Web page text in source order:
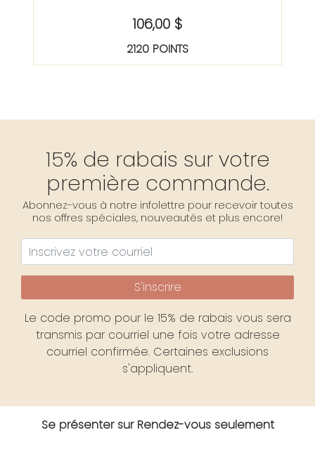
106,00 $
2120 POINTS
15% de rabais sur votre
première commande.
Abonnez-vous à notre infolettre pour recevoir toutes
nos offres spéciales, nouveautés et plus encore!
S'inscrire
Le code promo pour le 15% de rabais vous sera
transmis par courriel une fois votre adresse
courriel confirmée. Certaines exclusions
s'appliquent.
Se présenter sur Rendez-vous seulement